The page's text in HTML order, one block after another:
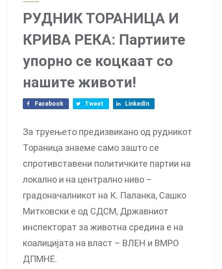
РУДНИК ТОРАНИЦА И
КРИВА РЕКА: Партиите
упорно се коцкаат со
нашите животи!
Facebook Tweet LinkedIn
За труењето предизвикано од рудникот
Тораница знаеме само зашто се
спротивставени политичките партии на
локално и на централно ниво –
градоначалникот на К. Паланка, Сашко
Митковски е од СДСМ, Државниот
инспекторат за животна средина е на
коалицијата на власт – ВЛЕН и ВМРО
ДПМНЕ.